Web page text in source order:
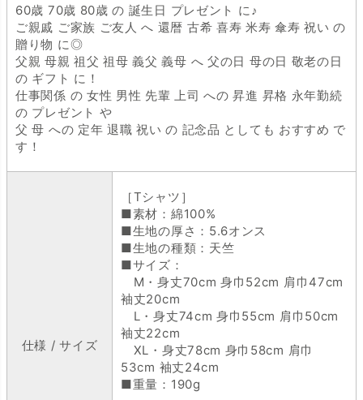
60歳 70歳 80歳 の 誕生日 プレゼント に♪
ご親戚 ご家族 ご友人 へ 還暦 古希 喜寿 米寿 傘寿 祝い の
贈り物 に◎
父親 母親 祖父 祖母 義父 義母 へ 父の日 母の日 敬老の日
の ギフト に！
仕事関係 の 女性 男性 先輩 上司 への 昇進 昇格 永年勤続
の プレゼント や
父 母 への 定年 退職 祝い の 記念品 としても おすすめ で
す！
仕様 / サイズ
［Tシャツ］
■素材：綿100%
■生地の厚さ：5.6オンス
■生地の種類：天竺
■サイズ：
M・身丈70cm 身巾52cm 肩巾47cm
袖丈20cm
L・身丈74cm 身巾55cm 肩巾50cm
袖丈22cm
XL・身丈78cm 身巾58cm 肩巾
53cm 袖丈24cm
■重量：190g